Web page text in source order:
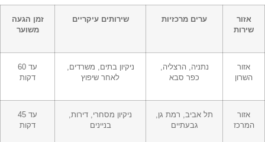
אזור
שירות
ערים מרכזיות שירותים עיקריים
זמן הגעה
משוער
אזור
השרון
נתניה, הרצליה,
כפר סבא
ניקיון בתים, משרדים,
לאחר שיפוץ
עד 60
דקות
אזור
המרכז
תל אביב, רמת גן,
גבעתיים
ניקיון מסחרי, דירות,
בניינים
עד 45
דקות